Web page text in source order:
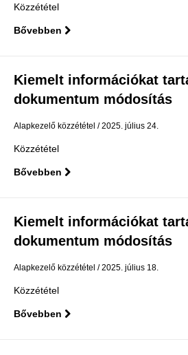
Közzététel
Bővebben
Kiemelt információkat
dokumentum módosítás
Alapkezelő közzététel 2025. július 24.
Közzététel
Bővebben
Kiemelt információkat
dokumentum módosítás
Alapkezelő közzététel 2025. július 18.
Közzététel
Bővebben